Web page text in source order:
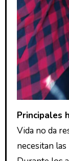
Principales
Vida no da
necesitan